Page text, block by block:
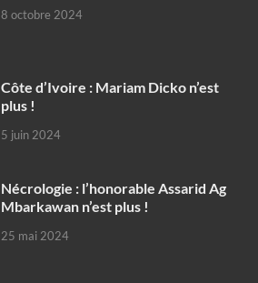
8 octobre 2024
Côte d’Ivoire : Mariam Dicko n’est
plus !
5 juin 2024
Nécrologie : l’honorable Assarid Ag
Mbarkawan n’est plus !
25 mai 2024